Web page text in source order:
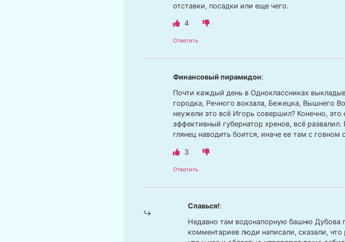
отставки, посадки или еще чего.
4
Ответить
Финансовый пирамидон:
Почти каждый день в Одноклассниках
городка, Речного вокзала, Бежецка, Вышнего
неужели это всё Игорь совершил? Конечно,
эффективный губернатор хренов, всё
глянец наводить боится, иначе ее там с говном
3
Ответить
Славься!:
Недавно там водонапорную башню Дубова
комментариев люди написали, сказали,